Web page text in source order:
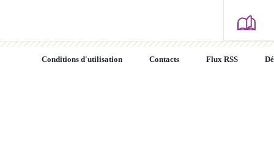
Conditions d'utilisation Contacts Flux RSS